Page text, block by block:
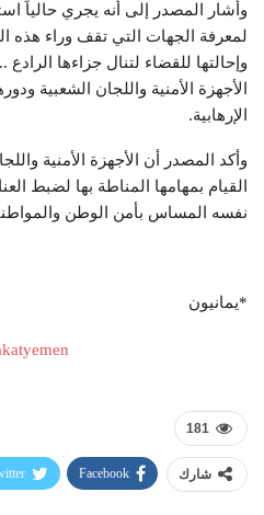
وأشار المصدر إلى أنه يجري حالياً
لمعرفة الجهات التي تقف وراء هذه
وإحالتها للقضاء لتنال جزاءها
الأجهزة الأمنية واللجان الشعبية
الإرهابية.
وأكد المصدر أن الأجهزة الأمنية
القيام بمهامها المناطة بها لضبط
نفسه المساس بأمن الوطن
*يمانيون
181
شارك Facebook